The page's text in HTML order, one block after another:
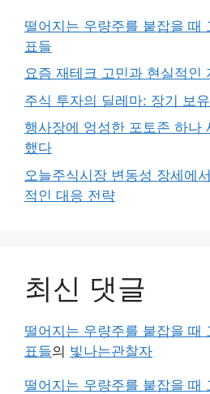
떨어지는 우량주를 붙잡을 때
표들
요즘 재테크 고민과 현실적인
주식 투자의 딜레마: 장기 보
행사장에 엉성한 포토존 하나
했다
오늘주식시장 변동성 장세에
적인 대응 전략
최신 댓글
떨어지는 우량주를 붙잡을 때
표들의 빛나는관찰자
떨어지는 우량주를 붙잡을 때